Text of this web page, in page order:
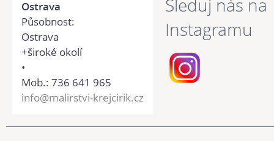
Ostrava
Působnost:
Ostrava
+široké okolí
•
Mob.: 736 641 965
info@malirstvi-krejcirik.cz
Sleduj nás na
Instagramu